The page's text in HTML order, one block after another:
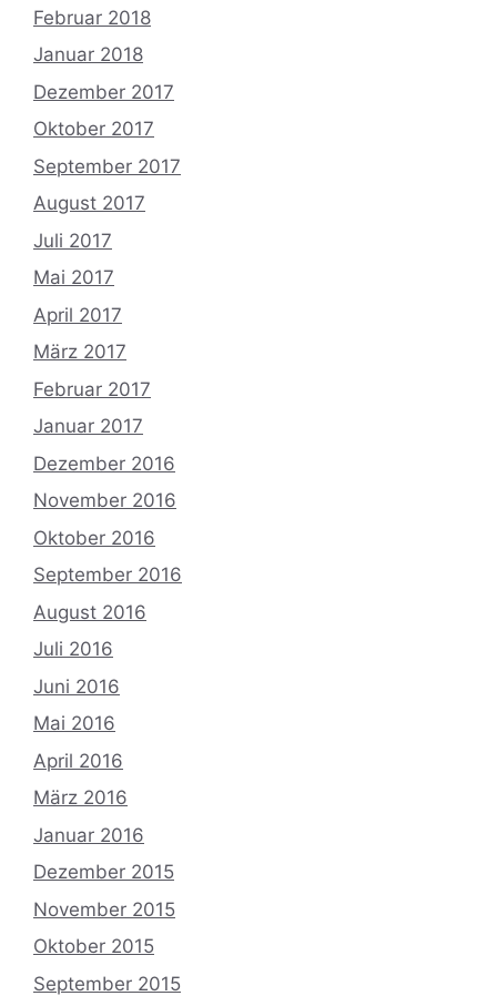
Februar 2018
Januar 2018
Dezember 2017
Oktober 2017
September 2017
August 2017
Juli 2017
Mai 2017
April 2017
März 2017
Februar 2017
Januar 2017
Dezember 2016
November 2016
Oktober 2016
September 2016
August 2016
Juli 2016
Juni 2016
Mai 2016
April 2016
März 2016
Januar 2016
Dezember 2015
November 2015
Oktober 2015
September 2015